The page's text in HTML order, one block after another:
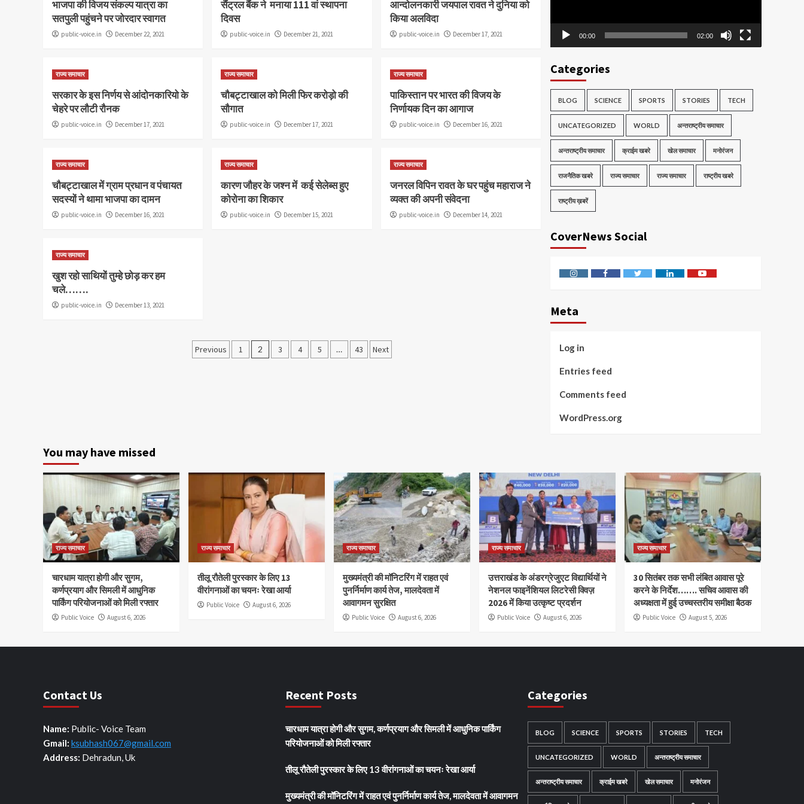
भाजपा की विजय संकल्प यात्रा का
सतपुली पहुंचने पर जोरदार स्वागत
public-voice.in December 22, 2021
सैंट्रल बैंक ने मनाया 111 वां स्थापना
दिवस
public-voice.in December 21, 2021
आन्दोलनकारी जयपाल रावत ने दुनिया को
किया अलविदा
public-voice.in December 17, 2021
राज्य समाचार
सरकार के इस निर्णय से आंदोनकारियो के
चेहरे पर लौटी रौनक
public-voice.in December 17, 2021
राज्य समाचार
चौबट्टाखाल को मिली फिर करोड़ो की
सौगात
public-voice.in December 17, 2021
राज्य समाचार
पाकिस्तान पर भारत की विजय के
निर्णायक दिन का आगाज
public-voice.in December 16, 2021
राज्य समाचार
चौबट्टाखाल में ग्राम प्रधान व पंचायत
सदस्यों ने थामा भाजपा का दामन
public-voice.in December 16, 2021
राज्य समाचार
कारण जौहर के जश्न में कई सेलेब्स हुए
कोरोना का शिकार
public-voice.in December 15, 2021
राज्य समाचार
जनरल विपिन रावत के घर पहुंच महाराज ने
व्यक्त की अपनी संवेदना
public-voice.in December 14, 2021
राज्य समाचार
खुश रहो साथियों तुम्हे छोड़ कर हम
चले…….
public-voice.in December 13, 2021
Posts
Previous 1 2 3 4 5 … 43 Next
00:00 02:00
Categories
BLOG SCIENCE SPORTS STORIES TECH
UNCATEGORIZED WORLD अन्तराष्ट्रीय समाचार
अन्तराष्ट्रीय समाचार क्राईम खबरे खेल समाचार मनोरंजन
राजनैतिक खबरे राज्य समाचार राज्य समाचार राष्ट्रीय खबरे
राष्ट्रीय ख़बरें
CoverNews Social
InstagramFacebookTwitter LinkedinYoutube
Meta
Log in
Entries feed
Comments feed
WordPress.org
You may have missed
राज्य समाचार
चारधाम यात्रा होगी और सुगम,
कर्णप्रयाग और सिमली में आधुनिक
पार्किंग परियोजनाओं को मिली रफ्तार
Public Voice August 6, 2026
राज्य समाचार
तीलू रौतेली पुरस्कार के लिए 13
वीरांगनाओं का चयनः रेखा आर्या
Public Voice August 6, 2026
राज्य समाचार
मुख्यमंत्री की मॉनिटरिंग में राहत एवं
पुनर्निर्माण कार्य तेज, मालदेवता में
आवागमन सुरक्षित
Public Voice August 6, 2026
राज्य समाचार
उत्तराखंड के अंडरग्रेजुएट विद्यार्थियों ने
नेशनल फाइनेंशियल लिटरेसी क्विज़
2026 में किया उत्कृष्ट प्रदर्शन
Public Voice August 6, 2026
राज्य समाचार
30 सितंबर तक सभी लंबित आवास पूरे
करने के निर्देश……. सचिव आवास की
अध्यक्षता में हुई उच्चस्तरीय समीक्षा बैठक
Public Voice August 5, 2026
Contact Us
Name: Public- Voice Team
Gmail: ksubhash067@gmail.com
Address: Dehradun, Uk
Recent Posts
चारधाम यात्रा होगी और सुगम, कर्णप्रयाग और सिमली में आधुनिक पार्किंग
परियोजनाओं को मिली रफ्तार
तीलू रौतेली पुरस्कार के लिए 13 वीरांगनाओं का चयनः रेखा आर्या
मुख्यमंत्री की मॉनिटरिंग में राहत एवं पुनर्निर्माण कार्य तेज, मालदेवता में आवागमन
Categories
BLOG SCIENCE SPORTS STORIES TECH
UNCATEGORIZED WORLD अन्तराष्ट्रीय समाचार
अन्तराष्ट्रीय समाचार क्राईम खबरे खेल समाचार मनोरंजन